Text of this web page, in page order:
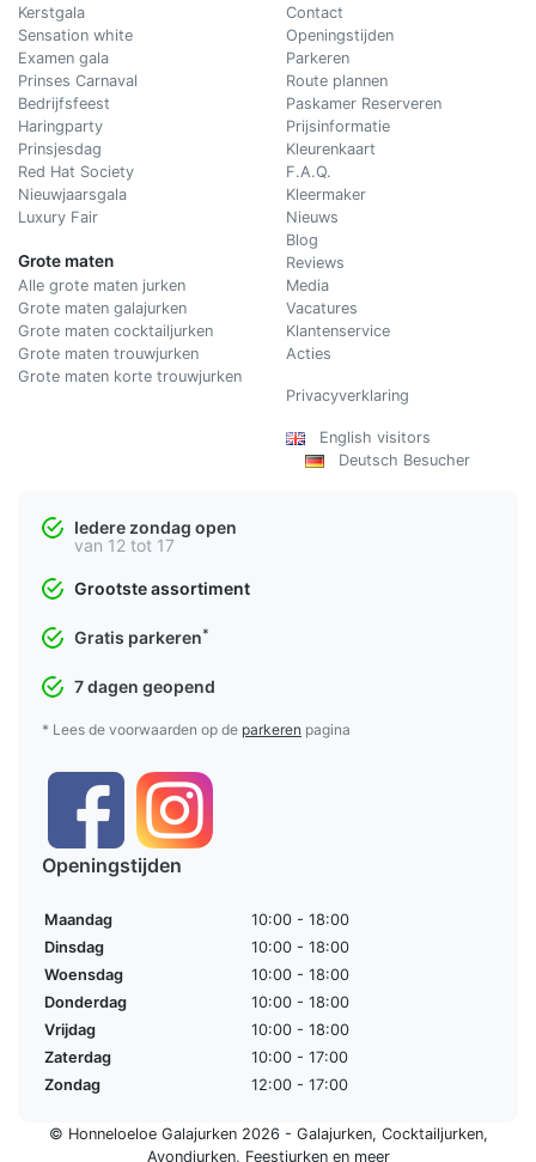
Kerstgala
Sensation white
Examen gala
Prinses Carnaval
Bedrijfsfeest
Haringparty
Prinsjesdag
Red Hat Society
Nieuwjaarsgala
Luxury Fair
Grote maten
Alle grote maten jurken
Grote maten galajurken
Grote maten cocktailjurken
Grote maten trouwjurken
Grote maten korte trouwjurken
Contact
Openingstijden
Parkeren
Route plannen
Paskamer Reserveren
Prijsinformatie
Kleurenkaart
F.A.Q.
Kleermaker
Nieuws
Blog
Reviews
Media
Vacatures
Klantenservice
Acties
Privacyverklaring
English visitors
Deutsch Besucher
Iedere zondag open
van 12 tot 17
Grootste assortiment
Gratis parkeren*
7 dagen geopend
* Lees de voorwaarden op de parkeren pagina
Openingstijden
Maandag
10:00 - 18:00
Dinsdag
10:00 - 18:00
Woensdag
10:00 - 18:00
Donderdag
10:00 - 18:00
Vrijdag
10:00 - 18:00
Zaterdag
10:00 - 17:00
Zondag
12:00 - 17:00
© Honneloeloe Galajurken 2026 - Galajurken, Cocktailjurken,
Avondjurken, Feestjurkenen meer